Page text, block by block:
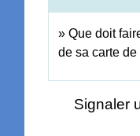
Que doit
de sa carte
Signaler